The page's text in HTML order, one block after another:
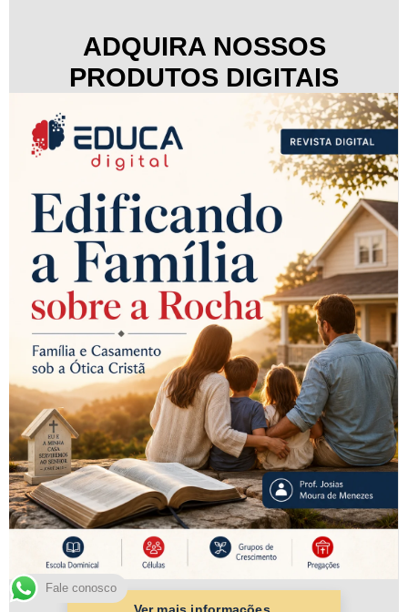
ADQUIRA NOSSOS
PRODUTOS DIGITAIS
Fale conosco